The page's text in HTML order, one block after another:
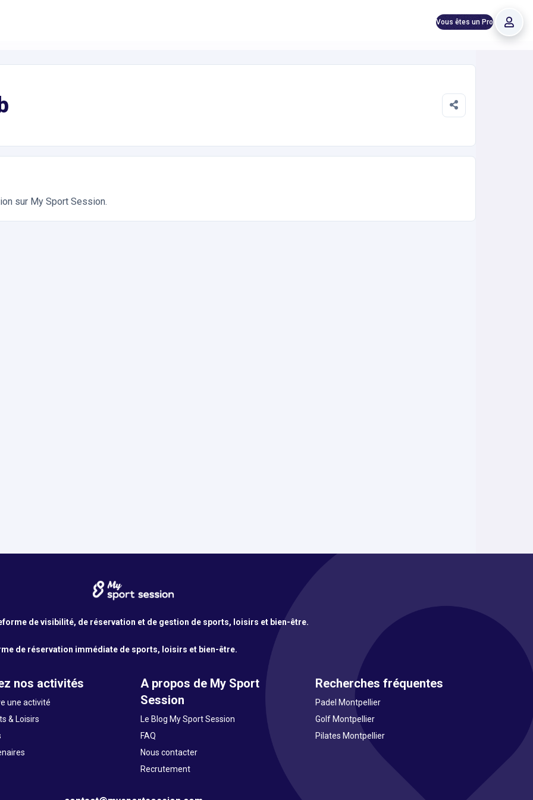
Vous êtes un Pro
sur My Sport Session.
de visibilité, de réservation et de gestion de sports, loisirs et bien-être.
de réservation immédiate de sports, loisirs et bien-être.
nos activités
une activité
& Loisirs
A propos de My Sport
Session
Le Blog My Sport Session
FAQ
Nous contacter
Recrutement
Recherches fréquentes
Padel Montpellier
Golf Montpellier
Pilates Montpellier